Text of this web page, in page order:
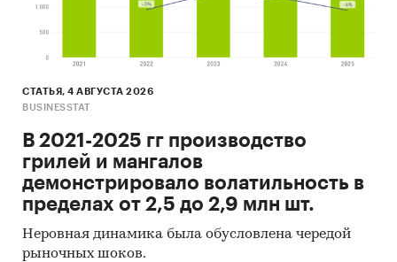
Материалы и базы данных статистики ООН
Commodity Trade Statistics, Industrial
Commodity Statistics, Food and Agriculture
Organization и др.).
Материалы Международного Валютного
Фонда (International Monetary Fund).
СТАТЬЯ, 4 АВГУСТА 2026
BUSINESSTAT
В 2021-2025 гг производство
грилей и мангалов
демонстрировало волатильность в
пределах от 2,5 до 2,9 млн шт.
Неровная динамика была обусловлена чередой
рыночных шоков.